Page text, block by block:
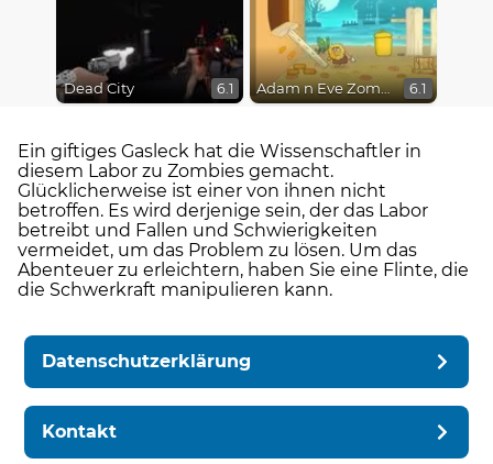
Dead City 6.1 Adam n Eve Zombies 6.1
Ein giftiges Gasleck hat die Wissenschaftler in
diesem Labor zu Zombies gemacht.
Glücklicherweise ist einer von ihnen nicht
betroffen. Es wird derjenige sein, der das Labor
betreibt und Fallen und Schwierigkeiten
vermeidet, um das Problem zu lösen. Um das
Abenteuer zu erleichtern, haben Sie eine Flinte, die
die Schwerkraft manipulieren kann.
Datenschutzerklärung
Kontakt